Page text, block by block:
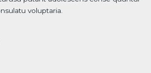
voluptaria.